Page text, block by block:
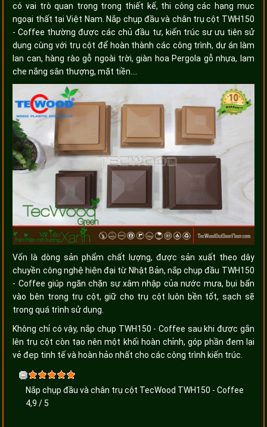
có vai trò quan trọng trong thiết kế, thi công các hạng mục
ngoại thất tại Việt Nam. Nắp chụp đầu và chân trụ cột TWH150
- Coffee thường được các chủ đầu tư, kiến trúc sư ưu tiên sử
dụng cùng với trụ cột để hoàn thành các công trình, dự án làm
lan can, hàng rào gỗ ngoài trời, giàn hoa Pergola gỗ nhựa, lam
che nắng sân thượng, mặt tiền....
Vốn là dòng sản phẩm chất lượng, được sản xuất theo dây
chuyền công nghệ hiện đại từ Nhật Bản, nắp chụp đầu TWH150
- Coffee giúp ngăn chặn sự xâm nhập của nước mưa, bụi bẩn
vào bên trong trụ cột, giữ cho trụ cột luôn bền tốt, sạch sẽ
trong quá trình sử dụng.
Không chỉ có vậy, nắp chụp TWH150 - Coffee sau khi được gắn
lên trụ cột còn tạo nên một khối hoàn chỉnh, góp phần đem lại
vẻ đẹp tinh tế và hoàn hảo nhất cho các công trình kiến trúc.
Nắp chụp đầu và chân trụ cột TecWood TWH150 - Coffee
4,9 / 5